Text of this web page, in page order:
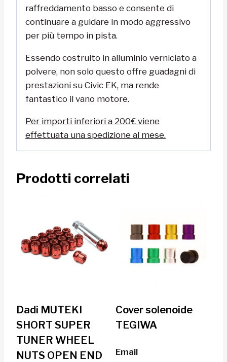
raffreddamento basso e consente di
continuare a guidare in modo aggressivo
per più tempo in pista.
Essendo costruito in alluminio verniciato a
polvere, non solo questo offre guadagni di
prestazioni su Civic EK, ma rende
fantastico il vano motore.
Per importi inferiori a 200€ viene
effettuata una spedizione al mese.
Prodotti correlati
Dadi MUTEKI
SHORT SUPER
TUNER WHEEL
NUTS OPEN END
Cover solenoide
TEGIWA
Email